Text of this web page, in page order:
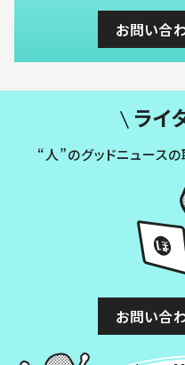
お問い合
ライ
“人”のグッドニュース
お問い合